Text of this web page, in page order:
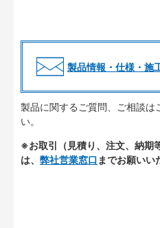
製品情報・仕様・施
製品に関するご質問、ご相談は
い。
※お取引（見積り、注文、納期
は、 弊社営業窓口 までお願いい